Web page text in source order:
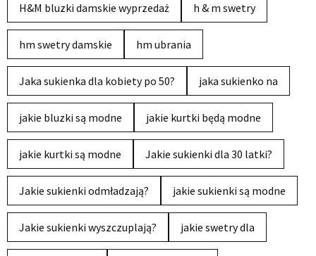
H&M bluzki damskie wyprzedaż h & m swetry
hm swetry damskie hm ubrania
Jaka sukienka dla kobiety po 50? jaka sukienko na
jakie bluzki są modne jakie kurtki będą modne
jakie kurtki są modne Jakie sukienki dla 30 latki?
Jakie sukienki odmładzają? jakie sukienki są modne
Jakie sukienki wyszczuplają? jakie swetry dla